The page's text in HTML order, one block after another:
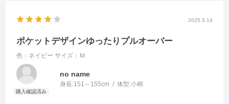
2025.5.14
ポケットデザインゆったりプルオーバー
色：ネイビー サイズ：Ｍ
no name
身長:151～155cm 体型:小柄